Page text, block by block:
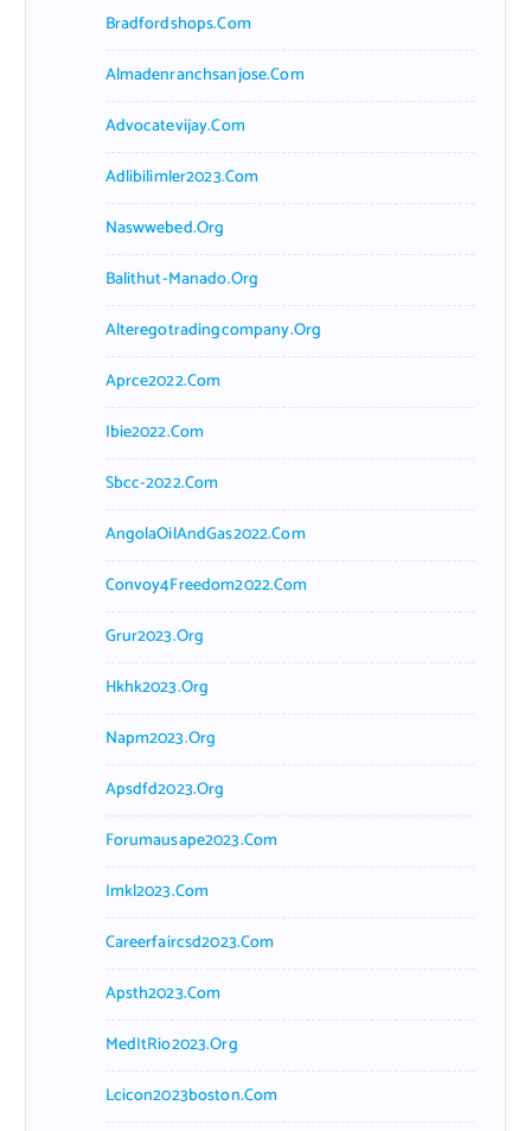
Bradfordshops.com
Almadenranchsanjose.com
Advocatevijay.com
Adlibilimler2023.com
Naswwebed.org
Balithut-Manado.org
Alteregotradingcompany.org
Aprce2022.com
Ibie2022.com
Sbcc-2022.com
AngolaOilAndGas2022.com
Convoy4Freedom2022.com
Grur2023.org
Hkhk2023.org
Napm2023.org
Apsdfd2023.org
Forumausape2023.com
Imkl2023.com
Careerfaircsd2023.com
Apsth2023.com
MedItRio2023.org
Lcicon2023boston.com